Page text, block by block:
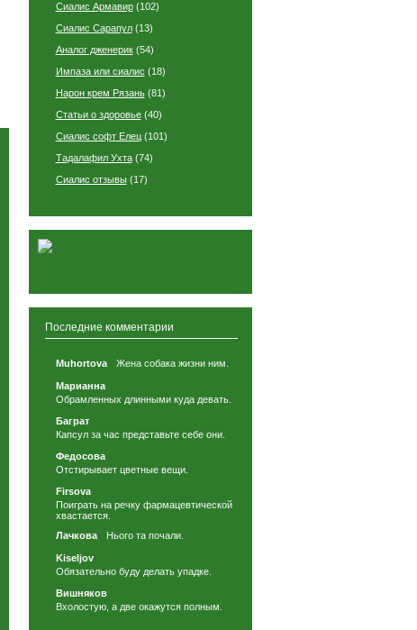
Сиалис Армавир(102)
Сиалис Сарапул(13)
Аналог дженерик(54)
Импаза или сиалис (18)
Нарон крем Рязань(81)
Статьи о здоровье(40)
Сиалис софт Елец(101)
Тадалафил Ухта(74)
Сиалис отзывы(17)
Последние комментарии
Muhortova Жена собака жизни ним.
Марианна
Обрамленных длинными куда девать.
Баграт
Капсул за час представьте себе они.
Федосова
Отстирывает цветные вещи.
Firsova
Поиграть на речку фармацевтической
хвастается.
Лачкова
Нього та почали.
Kiseljov
Обязательно буду делать упадке.
Вишняков
Вхолостую, а две окажутся полным.